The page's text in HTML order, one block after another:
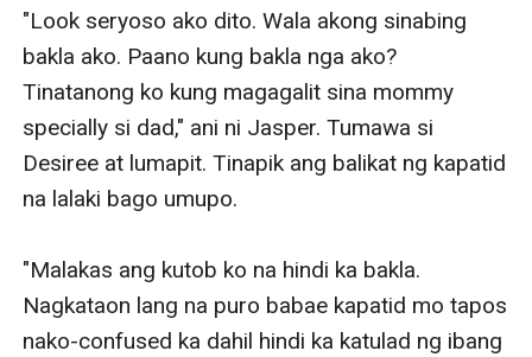
along sa mga babae na medyo hindi normal sa mga
straight. He found it wierd specially wala siyang
nararamdaman na something special makipag-get
along 'man siya sa boys or sa girls.
"What if— gay ako."
"Look seryoso ako dito. Wala akong sinabing
bakla ako. Paano kung bakla nga ako?
Tinatanong ko kung magagalit sina mommy
specially si dad," ani ni Jasper. Tumawa si
Desiree at lumapit. Tinapik ang balikat ng kapatid
na lalaki bago umupo.
"Malakas ang kutob ko na hindi ka bakla.
Nagkataon lang na puro babae kapatid mo tapos
nako-confused ka dahil hindi ka katulad ng ibang